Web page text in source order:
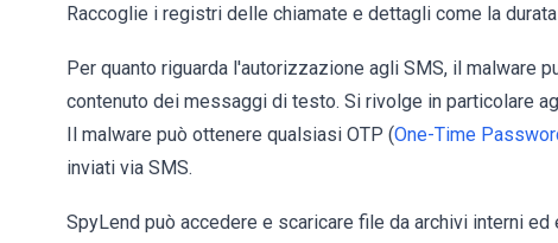
Raccoglie i registri delle chiamate e dettagli come la
Per quanto riguarda l'autorizzazione agli SMS, il malware
contenuto dei messaggi di testo. Si rivolge in particolare
Il malware può ottenere qualsiasi OTP (One-Time
inviati via SMS.
SpyLend può accedere e scaricare file da archivi interni